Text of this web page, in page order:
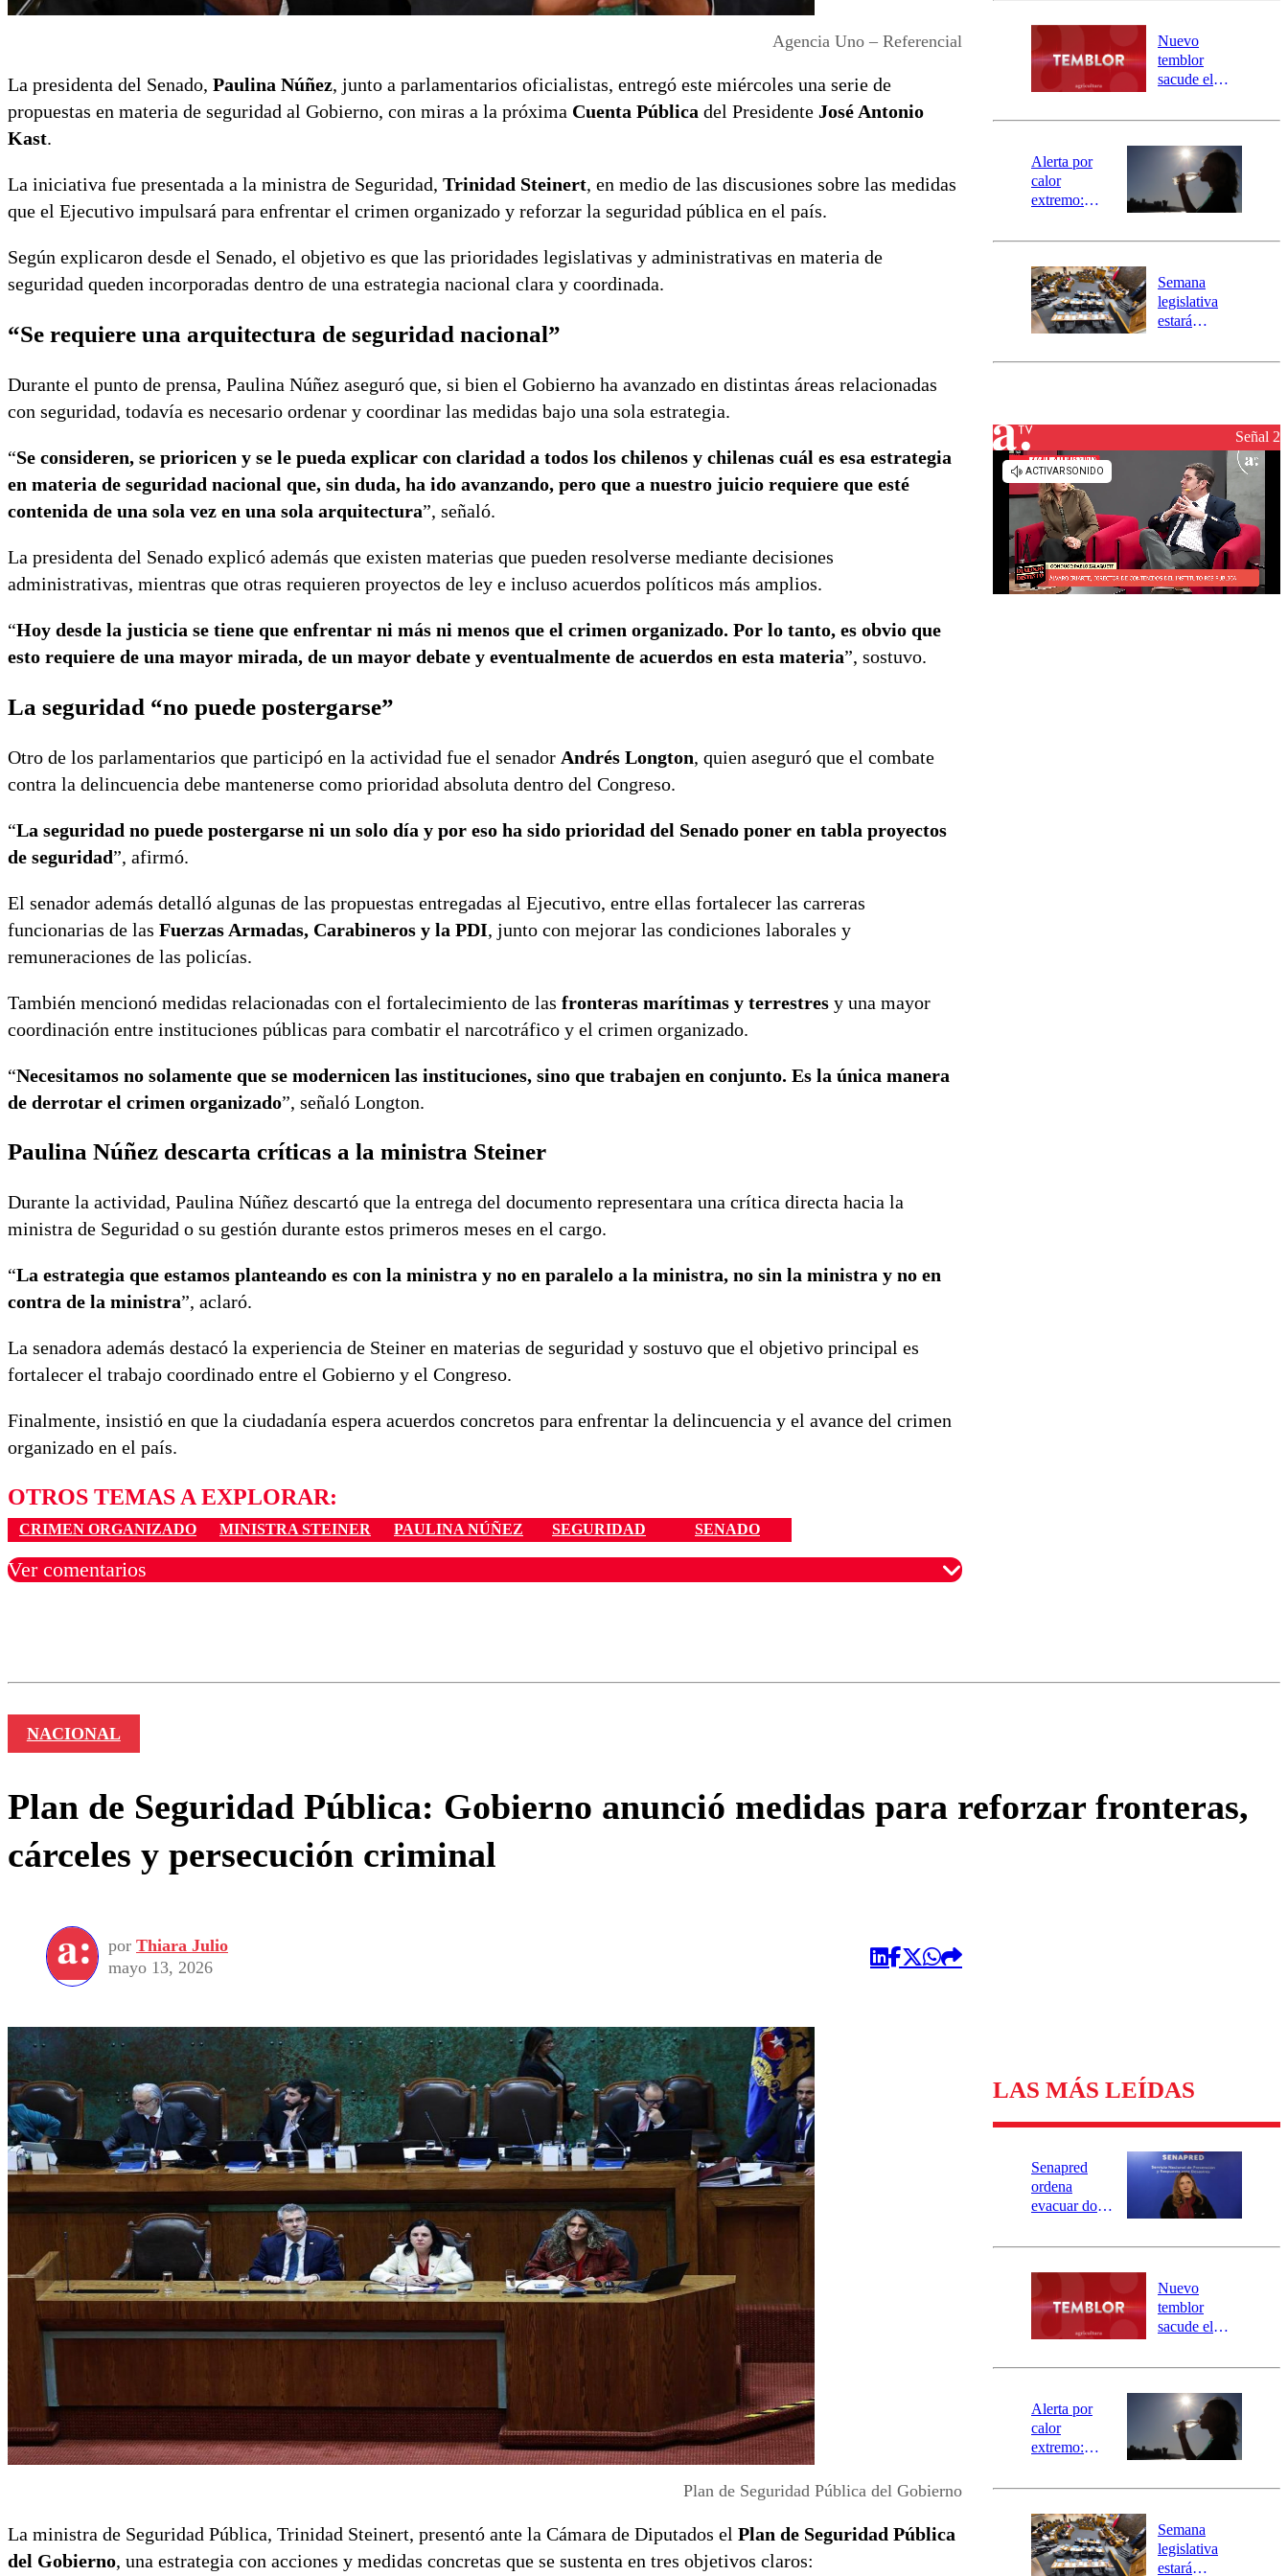
Agencia Uno – Referencial
La presidenta del Senado, Paulina Núñez, junto a parlamentarios oficialistas, entregó este miércoles una serie de
propuestas en materia de seguridad al Gobierno, con miras a la próxima Cuenta Pública del Presidente José Antonio
Kast.
La iniciativa fue presentada a la ministra de Seguridad, Trinidad Steinert, en medio de las discusiones sobre las medidas
que el Ejecutivo impulsará para enfrentar el crimen organizado y reforzar la seguridad pública en el país.
Según explicaron desde el Senado, el objetivo es que las prioridades legislativas y administrativas en materia de
seguridad queden incorporadas dentro de una estrategia nacional clara y coordinada.
“Se requiere una arquitectura de seguridad nacional”
Durante el punto de prensa, Paulina Núñez aseguró que, si bien el Gobierno ha avanzado en distintas áreas relacionadas
con seguridad, todavía es necesario ordenar y coordinar las medidas bajo una sola estrategia.
“Se consideren, se prioricen y se le pueda explicar con claridad a todos los chilenos y chilenas cuál es esa estrategia
en materia de seguridad nacional que, sin duda, ha ido avanzando, pero que a nuestro juicio requiere que esté
contenida de una sola vez en una sola arquitectura”, señaló.
La presidenta del Senado explicó además que existen materias que pueden resolverse mediante decisiones
administrativas, mientras que otras requieren proyectos de ley e incluso acuerdos políticos más amplios.
“Hoy desde la justicia se tiene que enfrentar ni más ni menos que el crimen organizado. Por lo tanto, es obvio que
esto requiere de una mayor mirada, de un mayor debate y eventualmente de acuerdos en esta materia”, sostuvo.
La seguridad “no puede postergarse”
Otro de los parlamentarios que participó en la actividad fue el senador Andrés Longton, quien aseguró que el combate
contra la delincuencia debe mantenerse como prioridad absoluta dentro del Congreso.
“La seguridad no puede postergarse ni un solo día y por eso ha sido prioridad del Senado poner en tabla proyectos
de seguridad”, afirmó.
El senador además detalló algunas de las propuestas entregadas al Ejecutivo, entre ellas fortalecer las carreras
funcionarias de las Fuerzas Armadas, Carabineros y la PDI, junto con mejorar las condiciones laborales y
remuneraciones de las policías.
También mencionó medidas relacionadas con el fortalecimiento de las fronteras marítimas y terrestres y una mayor
coordinación entre instituciones públicas para combatir el narcotráfico y el crimen organizado.
“Necesitamos no solamente que se modernicen las instituciones, sino que trabajen en conjunto. Es la única manera
de derrotar el crimen organizado”, señaló Longton.
Paulina Núñez descarta críticas a la ministra Steiner
Durante la actividad, Paulina Núñez descartó que la entrega del documento representara una crítica directa hacia la
ministra de Seguridad o su gestión durante estos primeros meses en el cargo.
“La estrategia que estamos planteando es con la ministra y no en paralelo a la ministra, no sin la ministra y no en
contra de la ministra”, aclaró.
La senadora además destacó la experiencia de Steiner en materias de seguridad y sostuvo que el objetivo principal es
fortalecer el trabajo coordinado entre el Gobierno y el Congreso.
Finalmente, insistió en que la ciudadanía espera acuerdos concretos para enfrentar la delincuencia y el avance del crimen
organizado en el país.
OTROS TEMAS A EXPLORAR:
CRIMEN ORGANIZADO MINISTRA STEINER PAULINA NÚÑEZ SEGURIDAD SENADO
Ver comentarios
río Damas:
activa
mensajería
SAE
Nuevo
temblor
sacude el
revisa la
epicentro
Alerta por
calor
extremo:
activa Alerta
Preventiva en
tres comunas
Semana
legislativa
estará
el fin de la
reconstrucciónSeñal 2
NACIONAL
Plan de Seguridad Pública: Gobierno anunció medidas para reforzar fronteras,
cárceles y persecución criminal
por Thiara Julio
mayo 13, 2026
Plan de Seguridad Pública del Gobierno
La ministra de Seguridad Pública, Trinidad Steinert, presentó ante la Cámara de Diputados el Plan de Seguridad Pública
del Gobierno, una estrategia con acciones y medidas concretas que se sustenta en tres objetivos claros:
LAS MÁS LEÍDAS
Senapred
ordena
evacuar dos
Carahue por
río Damas:
activa
mensajería
SAE
Nuevo
temblor
sacude el
revisa la
epicentro
Alerta por
calor
extremo:
activa Alerta
Preventiva en
tres comunas
Semana
legislativa
estará